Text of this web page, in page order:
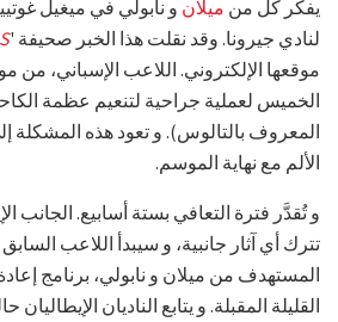
يفكر كل من ميلان و نابولي في ميغيل
لنادي جيرونا. وقد نقلت هذا الخبر صحيفة '
الخميس لعملية جراحية لتنعيم عظمة
المعروف بالتالوس). و تعود هذه المشكلة
الألم مع نهاية الموسم.
و تُقدَّر فترة التعافي بستة أسابيع. الجانب
تترك أي آثار جانبية، و سيبدأ اللاعب
المستهدف من ميلان و نابولي، برنامج إعادة
القليلة المقبلة. و يتابع الناديان